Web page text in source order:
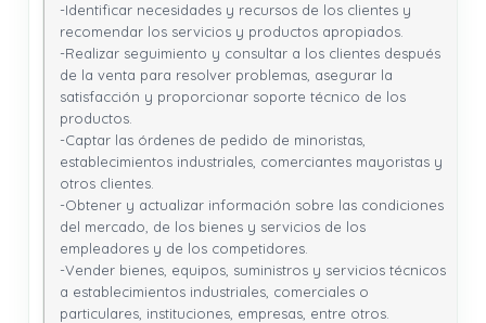
-Identificar necesidades y recursos de los clientes y
recomendar los servicios y productos apropiados.
-Realizar seguimiento y consultar a los clientes después
de la venta para resolver problemas, asegurar la
satisfacción y proporcionar soporte técnico de los
productos.
-Captar las órdenes de pedido de minoristas,
establecimientos industriales, comerciantes mayoristas y
otros clientes.
-Obtener y actualizar información sobre las condiciones
del mercado, de los bienes y servicios de los
empleadores y de los competidores.
-Vender bienes, equipos, suministros y servicios técnicos
a establecimientos industriales, comerciales o
particulares, instituciones, empresas, entre otros.